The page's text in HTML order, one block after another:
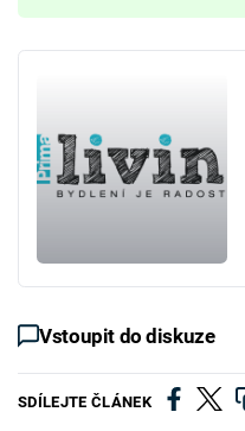
Vstoupit do diskuze
SDÍLEJTE ČLÁNEK